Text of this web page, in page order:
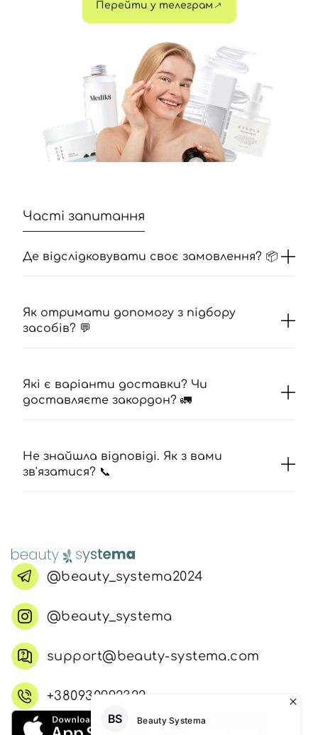
Перейти у телеграм
Часті запитання
Де відслідковувати своє замовлення? 📦
Як отримати допомогу з підбору
засобів? 💬
Які є варіанти доставки? Чи
доставляєте закордон? 🚛
Не знайшла відповіді. Як з вами
зв'язатися? 📞
@beauty_systema2024
@beauty_systema
support@beauty-systema.com
+380930992322